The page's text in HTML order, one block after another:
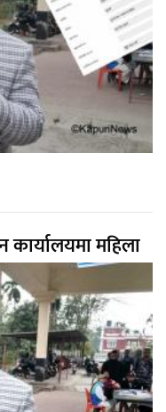
कार्यालयमा महिला